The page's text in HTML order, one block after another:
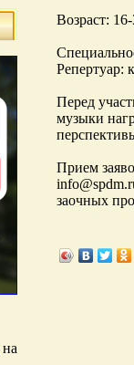
на
Возраст: 16-
Репертуар:
Перед
музыки
Прием
заочных